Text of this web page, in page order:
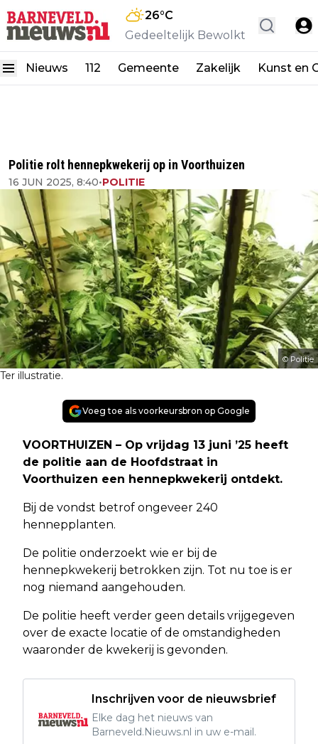
26°C
Gedeeltelijk Bewolkt
Nieuws 112 Gemeente Zakelijk Kunst en
Politie rolt hennepkwekerij op in Voorthuizen
16 JUN 2025, 8:40•POLITIE
© Politie
Ter illustratie.
Voeg toe als voorkeursbron op Google
VOORTHUIZEN – Op vrijdag 13 juni ’25 heeft
de politie aan de Hoofdstraat in
Voorthuizen een hennepkwekerij ontdekt.
Bij de vondst betrof ongeveer 240
hennepplanten.
De politie onderzoekt wie er bij de
hennepkwekerij betrokken zijn. Tot nu toe is er
nog niemand aangehouden.
De politie heeft verder geen details vrijgegeven
over de exacte locatie of de omstandigheden
waaronder de kwekerij is gevonden.
Inschrijven voor de nieuwsbrief
Elke dag het nieuws van
Barneveld.Nieuws.nl in uw e-mail.